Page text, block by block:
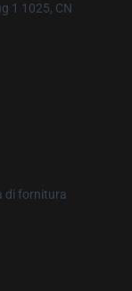
1 1025, CN
di fornitura